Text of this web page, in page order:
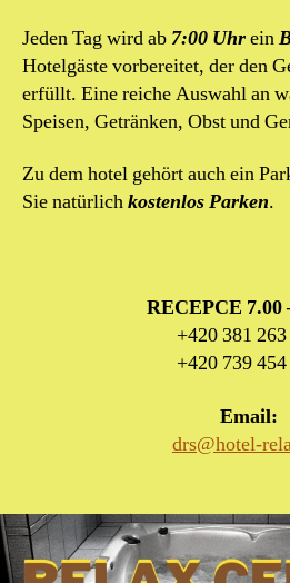
Jeden Tag wird ab 7:00 Uhrein
Hotelgäste vorbereitet, der den
erfüllt. Eine reiche Auswahl an
Speisen, Getränken, Obst und
Zu dem hotel gehört auch ein
Sie natürlichkostenlos Parken.
RECEPCE 7.00
+420 381
+420 739
Email:
drs@hotel-